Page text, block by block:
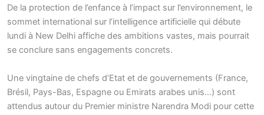
De la protection de l’enfance à l’impact sur l’environnement, le
sommet international sur l’intelligence artificielle qui débute
lundi à New Delhi affiche des ambitions vastes, mais pourrait
se conclure sans engagements concrets.
Une vingtaine de chefs d’Etat et de gouvernements (France,
Brésil, Pays-Bas, Espagne ou Emirats arabes unis…) sont
attendus autour du Premier ministre Narendra Modi pour cette